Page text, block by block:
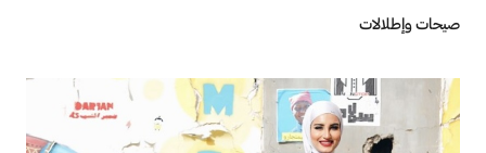
صيحات وإطلالات